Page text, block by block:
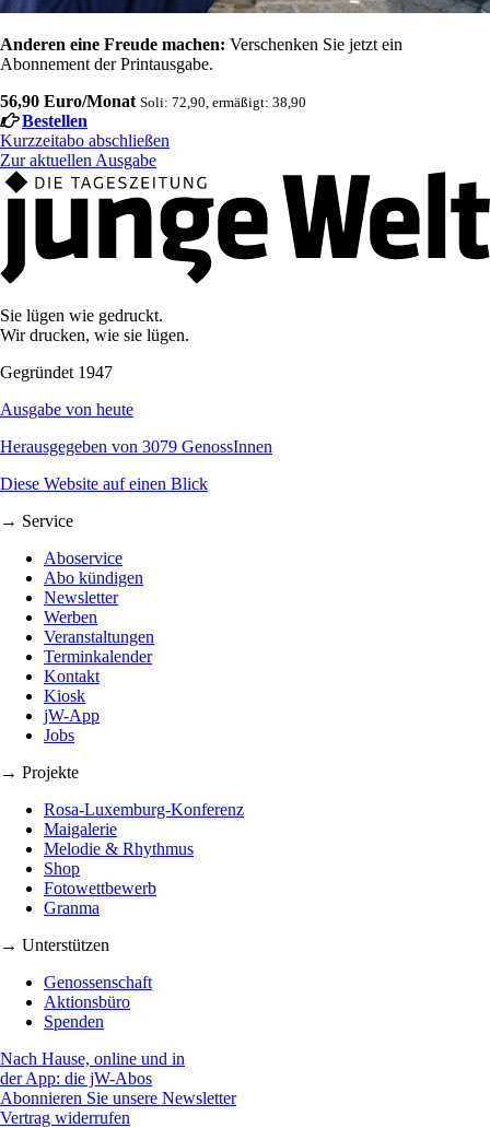
Anderen eine Freude machen: Verschenken Sie jetzt ein
Abonnement der Printausgabe.
56,90 Euro/Monat Soli: 72,90, ermäßigt: 38,90
Bestellen
Kurzzeitabo abschließen
Zur aktuellen Ausgabe
Sie lügen wie gedruckt.
Wir drucken, wie sie lügen.
Gegründet 1947
Ausgabe von heute
Herausgegeben von 3079 GenossInnen
Diese Website auf einen Blick
→ Service
Aboservice
Abo kündigen
Newsletter
Werben
Veranstaltungen
Terminkalender
Kontakt
Kiosk
jW-App
Jobs
→ Projekte
Rosa-Luxemburg-Konferenz
Maigalerie
Melodie & Rhythmus
Shop
Fotowettbewerb
Granma
→ Unterstützen
Genossenschaft
Aktionsbüro
Spenden
Nach Hause, online und in
der App: die jW-Abos
Abonnieren Sie unsere Newsletter
Vertrag widerrufen